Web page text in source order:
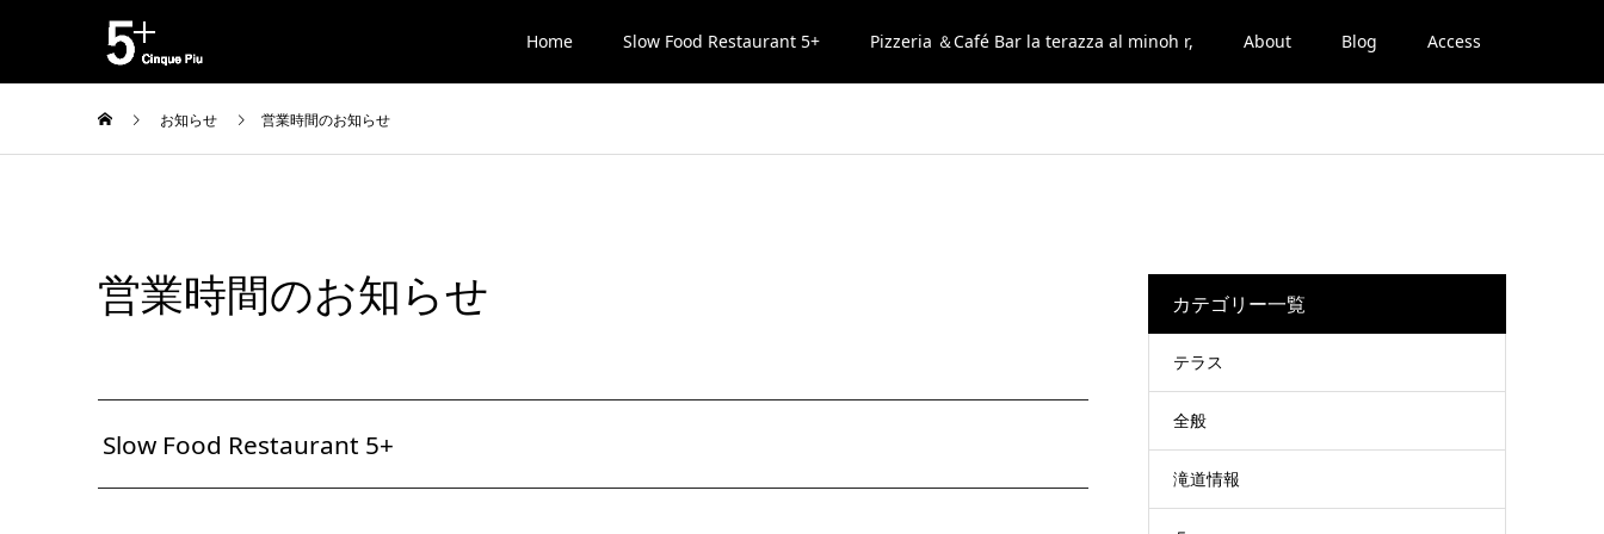
Home Slow Food Restaurant 5+ Pizzeria ＆Café Bar la terazza al minoh r, About Blog Access
お知らせ 営業時間のお知らせ
営業時間のお知らせ
Slow Food Restaurant 5+
カテゴリー一覧
テラス
全般
滝道情報